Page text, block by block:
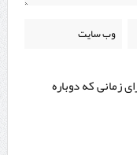
زمانی که دوباره